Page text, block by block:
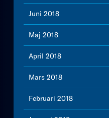
Juni 2018
Maj 2018
April 2018
Mars 2018
Februari 2018